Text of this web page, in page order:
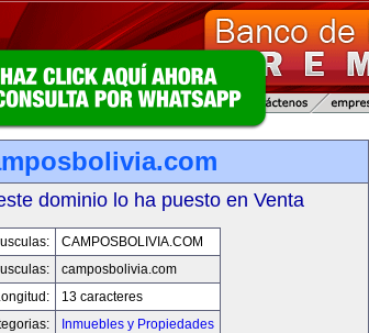
dominio lo ha puesto en Venta
CAMPOSBOLIVIA.COM
camposbolivia.com
13 caracteres
Inmuebles y Propiedades